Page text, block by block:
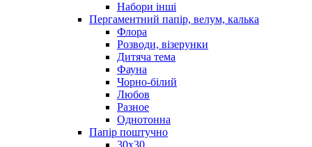
Набори інші
Пергаментний папір, велум, калька
Флора
Розводи, візерунки
Дитяча тема
Фауна
Чорно-білий
Любов
Разное
Однотонна
Папір поштучно
30х30